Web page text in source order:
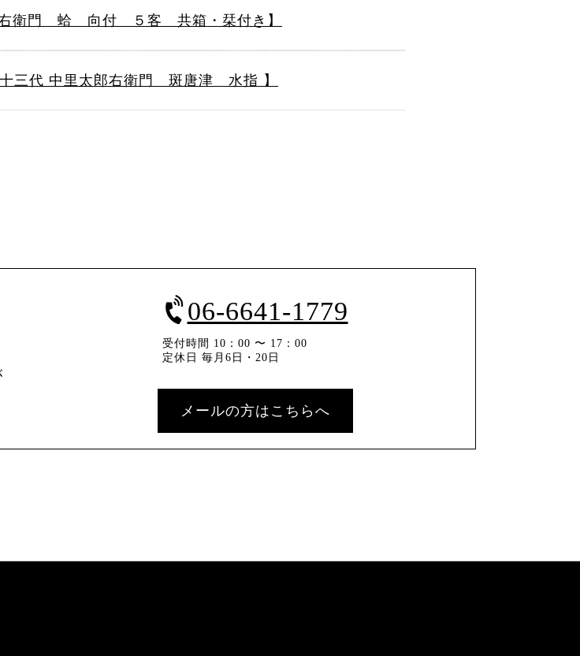
右衛門 蛤 向付 ５客 共箱・栞付き】
十三代 中里太郎右衛門 斑唐津 水指 】
06-6641-1779
受付時間 10：00 〜 17：00
定休日 毎月6日・20日
メールの方はこちらへ